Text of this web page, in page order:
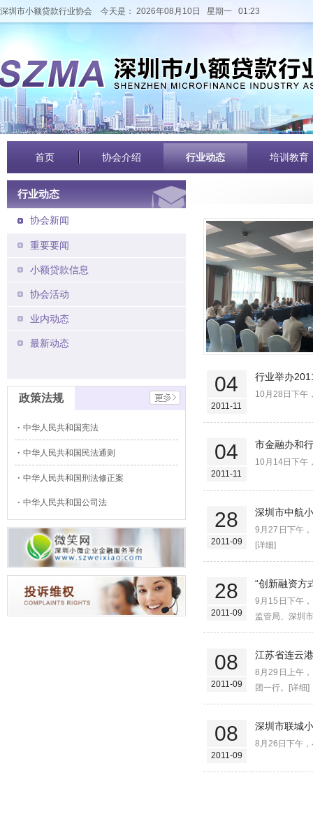
深圳市小额贷款行业协会 今天是： 2026年08月10日 星期一 01:23
首页 协会介绍 行业动态 培训教育
行业动态
协会新闻
重要要闻
小额贷款信息
协会活动
业内动态
最新动态
政策法规
中华人民共和国宪法
中华人民共和国民法通则
中华人民共和国刑法修正案
中华人民共和国公司法
04
2011-11
行业举办
10月28日下午
04
2011-11
市金融办和
10月14日下午
28
2011-09
深圳市中航
9月27日下午
[详细]
28
2011-09
“创新融资方
9月15日下午
监管局、深圳
08
2011-09
江苏省连云
8月29日上午
团一行。[详细]
08
2011-09
深圳市联城
8月26日下午